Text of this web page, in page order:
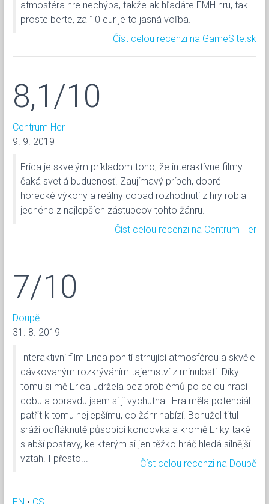
atmosféra hre nechýba, takže ak hľadáte FMH hru, tak
proste berte, za 10 eur je to jasná voľba.
Číst celou recenzi na GameSite.sk
8,1/10
Centrum Her
9. 9. 2019
Erica je skvelým príkladom toho, že interaktívne filmy
čaká svetlá buducnosť. Zaujímavý príbeh, dobré
horecké výkony a reálny dopad rozhodnutí z hry robia
jedného z najlepších zástupcov tohto žánru.
Číst celou recenzi na Centrum Her
7/10
Doupě
31. 8. 2019
Interaktivní film Erica pohltí strhující atmosférou a skvěle
dávkovaným rozkrýváním tajemství z minulosti. Díky
tomu si mě Erica udržela bez problémů po celou hrací
dobu a opravdu jsem si ji vychutnal. Hra měla potenciál
patřit k tomu nejlepšímu, co žánr nabízí. Bohužel titul
sráží odfláknutě působící koncovka a kromě Eriky také
slabší postavy, ke kterým si jen těžko hráč hledá silnější
vztah. I přesto...
Číst celou recenzi na Doupě
EN • CS